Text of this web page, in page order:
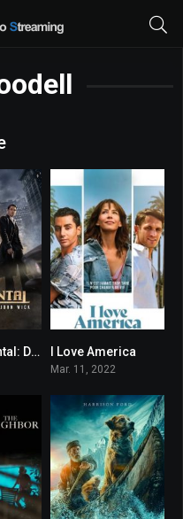
6The Continental: Dal mondo di John Wick I Love America
Mar. 11, 2022